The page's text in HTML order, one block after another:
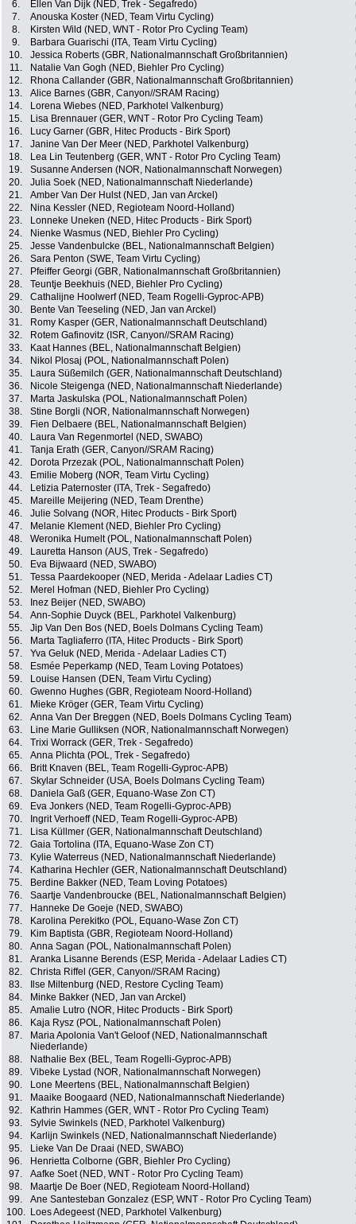
6. Ellen Van Dijk (NED, Trek - Segafredo)
7.
Anouska Koster (NED, Team Virtu Cycling)
8.
Kirsten Wild (NED, WNT - Rotor Pro Cycling Team)
9.
Barbara Guarischi (ITA, Team Virtu Cycling)
10.
Jessica Roberts (GBR, Nationalmannschaft Großbritannien)
11.
Natalie Van Gogh (NED, Biehler Pro Cycling)
12.
Rhona Callander (GBR, Nationalmannschaft Großbritannien)
13.
Alice Barnes (GBR, Canyon//SRAM Racing)
14.
Lorena Wiebes (NED, Parkhotel Valkenburg)
15.
Lisa Brennauer (GER, WNT - Rotor Pro Cycling Team)
16.
Lucy Garner (GBR, Hitec Products - Birk Sport)
17.
Janine Van Der Meer (NED, Parkhotel Valkenburg)
18.
Lea Lin Teutenberg (GER, WNT - Rotor Pro Cycling Team)
19.
Susanne Andersen (NOR, Nationalmannschaft Norwegen)
20.
Julia Soek (NED, Nationalmannschaft Niederlande)
21.
Amber Van Der Hulst (NED, Jan van Arckel)
22.
Nina Kessler (NED, Regioteam Noord-Holland)
23.
Lonneke Uneken (NED, Hitec Products - Birk Sport)
24.
Nienke Wasmus (NED, Biehler Pro Cycling)
25.
Jesse Vandenbulcke (BEL, Nationalmannschaft Belgien)
26.
Sara Penton (SWE, Team Virtu Cycling)
27.
Pfeiffer Georgi (GBR, Nationalmannschaft Großbritannien)
28.
Teuntje Beekhuis (NED, Biehler Pro Cycling)
29.
Cathalijne Hoolwerf (NED, Team Rogelli-Gyproc-APB)
30.
Bente Van Teeseling (NED, Jan van Arckel)
31.
Romy Kasper (GER, Nationalmannschaft Deutschland)
32.
Rotem Gafinovitz (ISR, Canyon//SRAM Racing)
33.
Kaat Hannes (BEL, Nationalmannschaft Belgien)
34.
Nikol Plosaj (POL, Nationalmannschaft Polen)
35.
Laura Süßemilch (GER, Nationalmannschaft Deutschland)
36.
Nicole Steigenga (NED, Nationalmannschaft Niederlande)
37.
Marta Jaskulska (POL, Nationalmannschaft Polen)
38.
Stine Borgli (NOR, Nationalmannschaft Norwegen)
39.
Fien Delbaere (BEL, Nationalmannschaft Belgien)
40.
Laura Van Regenmortel (NED, SWABO)
41.
Tanja Erath (GER, Canyon//SRAM Racing)
42.
Dorota Przezak (POL, Nationalmannschaft Polen)
43.
Emilie Moberg (NOR, Team Virtu Cycling)
44.
Letizia Paternoster (ITA, Trek - Segafredo)
45.
Mareille Meijering (NED, Team Drenthe)
46.
Julie Solvang (NOR, Hitec Products - Birk Sport)
47.
Melanie Klement (NED, Biehler Pro Cycling)
48.
Weronika Humelt (POL, Nationalmannschaft Polen)
49.
Lauretta Hanson (AUS, Trek - Segafredo)
50.
Eva Bijwaard (NED, SWABO)
51.
Tessa Paardekooper (NED, Merida - Adelaar Ladies CT)
52.
Merel Hofman (NED, Biehler Pro Cycling)
53.
Inez Beijer (NED, SWABO)
54.
Ann-Sophie Duyck (BEL, Parkhotel Valkenburg)
55.
Jip Van Den Bos (NED, Boels Dolmans Cycling Team)
56.
Marta Tagliaferro (ITA, Hitec Products - Birk Sport)
57.
Yva Geluk (NED, Merida - Adelaar Ladies CT)
58.
Esmée Peperkamp (NED, Team Loving Potatoes)
59.
Louise Hansen (DEN, Team Virtu Cycling)
60.
Gwenno Hughes (GBR, Regioteam Noord-Holland)
61.
Mieke Kröger (GER, Team Virtu Cycling)
62.
Anna Van Der Breggen (NED, Boels Dolmans Cycling Team)
63.
Line Marie Gulliksen (NOR, Nationalmannschaft Norwegen)
64.
Trixi Worrack (GER, Trek - Segafredo)
65.
Anna Plichta (POL, Trek - Segafredo)
66.
Britt Knaven (BEL, Team Rogelli-Gyproc-APB)
67.
Skylar Schneider (USA, Boels Dolmans Cycling Team)
68.
Daniela Gaß (GER, Equano-Wase Zon CT)
69.
Eva Jonkers (NED, Team Rogelli-Gyproc-APB)
70.
Ingrit Verhoeff (NED, Team Rogelli-Gyproc-APB)
71.
Lisa Küllmer (GER, Nationalmannschaft Deutschland)
72.
Gaia Tortolina (ITA, Equano-Wase Zon CT)
73.
Kylie Waterreus (NED, Nationalmannschaft Niederlande)
74.
Katharina Hechler (GER, Nationalmannschaft Deutschland)
75.
Berdine Bakker (NED, Team Loving Potatoes)
76.
Saartje Vandenbroucke (BEL, Nationalmannschaft Belgien)
77.
Hanneke De Goeje (NED, SWABO)
78.
Karolina Perekitko (POL, Equano-Wase Zon CT)
79.
Kim Baptista (GBR, Regioteam Noord-Holland)
80.
Anna Sagan (POL, Nationalmannschaft Polen)
81.
Aranka Lisanne Berends (ESP, Merida - Adelaar Ladies CT)
82.
Christa Riffel (GER, Canyon//SRAM Racing)
83.
Ilse Miltenburg (NED, Restore Cycling Team)
84.
Minke Bakker (NED, Jan van Arckel)
85.
Amalie Lutro (NOR, Hitec Products - Birk Sport)
86.
Kaja Rysz (POL, Nationalmannschaft Polen)
87.
Maria Apolonia Van't Geloof (NED, Nationalmannschaft
Niederlande)
88. Nathalie Bex (BEL, Team Rogelli-Gyproc-APB)
89.
Vibeke Lystad (NOR, Nationalmannschaft Norwegen)
90.
Lone Meertens (BEL, Nationalmannschaft Belgien)
91.
Maaike Boogaard (NED, Nationalmannschaft Niederlande)
92.
Kathrin Hammes (GER, WNT - Rotor Pro Cycling Team)
93.
Sylvie Swinkels (NED, Parkhotel Valkenburg)
94.
Karlijn Swinkels (NED, Nationalmannschaft Niederlande)
95.
Lieke Van De Draai (NED, SWABO)
96.
Henrietta Colborne (GBR, Biehler Pro Cycling)
97.
Aafke Soet (NED, WNT - Rotor Pro Cycling Team)
98.
Maartje De Boer (NED, Regioteam Noord-Holland)
99.
Ane Santesteban Gonzalez (ESP, WNT - Rotor Pro Cycling Team)
100.
Loes Adegeest (NED, Parkhotel Valkenburg)